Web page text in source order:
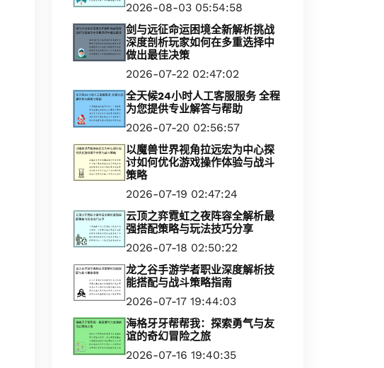
2026-08-03 05:54:58
剑与远征命运困境全新解析挑战
深度剖析玩家如何在多重选择中
做出最佳决策
2026-07-22 02:47:02
全天候24小时人工客服服务 全程
为您提供专业解答与帮助
2026-07-20 02:56:57
以魔兽世界视角拉远宏为中心探
讨如何优化游戏操作体验与战斗
策略
2026-07-19 02:47:24
云顶之弈霓虹之夜阵容全解析最
强搭配策略与玩法技巧分享
2026-07-18 02:50:22
龙之谷手游学者职业深度解析技
能搭配与战斗策略指南
2026-07-17 19:44:03
海格牙牙帮帮我：探索勇气与友
谊的奇幻冒险之旅
2026-07-16 19:40:35